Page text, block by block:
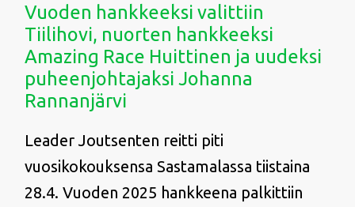
Vuoden hankkeeksi valittiin
Tiilihovi, nuorten hankkeeksi
Amazing Race Huittinen ja uudeksi
puheenjohtajaksi Johanna
Rannanjärvi
Leader Joutsenten reitti piti
vuosikokouksensa Sastamalassa tiistaina
28.4. Vuoden 2025 hankkeena palkittiin